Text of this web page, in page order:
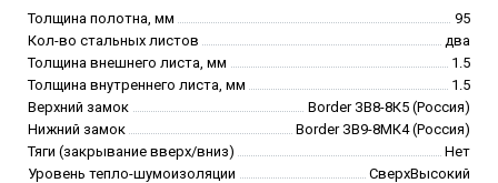
Толщина полотна, мм
95
Кол-во стальных листов
два
Толщина внешнего листа, мм
1.5
Толщина внутреннего листа, мм
1.5
Верхний замок
Border ЗВ8-8К5 (Россия)
Нижний замок
Border ЗВ9-8МК4 (Россия)
Тяги (закрывание вверх/вниз)
Нет
Уровень тепло-шумоизоляции
СверхВысокий